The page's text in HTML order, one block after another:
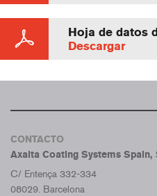
Hoja de datos
Descargar
CONTACTO
Axalta Coating Systems Spain,
C/ Entença 332-334
08029. Barcelona